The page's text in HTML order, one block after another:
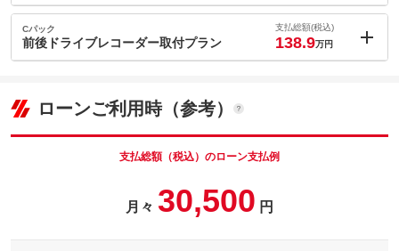
車両本体価
126万円
パック内容
で登録の場合は陸送料金、名義変更代行手数料が別途でかかりま
内：オプシ
ョン価格
(税込)
車両本体価
パック内容
２．０対応ＥＴＣ車載器取付けプランです。
Cパック
前後ドライブレコーダー取付プラン
支払総額(税込)
138.9万円
車両本体価
126
ローンご利用時（参考）
支払総額（税込）のローン支払例
月々 30,500 円